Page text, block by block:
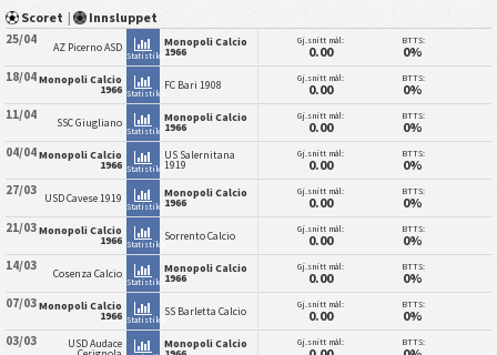
Scoret | Innsluppet
25/04 AZ Picerno ASD
Statistikk
Monopoli Calcio
1966
Gj.snitt mål:
0.00
BTTS:
0%
18/04Monopoli Calcio
1966 Statistikk
FC Bari 1908 Gj.snitt mål:
0.00
BTTS:
0%
11/04 SSC Giugliano
Statistikk
Monopoli Calcio
1966
Gj.snitt mål:
0.00
BTTS:
0%
04/04Monopoli Calcio
1966 Statistikk
US Salernitana
1919
Gj.snitt mål:
0.00
BTTS:
0%
27/03 USD Cavese 1919
Statistikk
Monopoli Calcio
1966
Gj.snitt mål:
0.00
BTTS:
0%
21/03Monopoli Calcio
1966 Statistikk
Sorrento Calcio Gj.snitt mål:
0.00
BTTS:
0%
14/03 Cosenza Calcio
Statistikk
Monopoli Calcio
1966
Gj.snitt mål:
0.00
BTTS:
0%
07/03Monopoli Calcio
1966 Statistikk
SS Barletta Calcio Gj.snitt mål:
0.00
BTTS:
0%
03/03 USD Audace Monopoli Calcio Gj.snitt mål: BTTS: